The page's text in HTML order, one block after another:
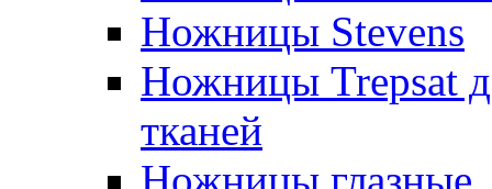
Ножницы Stevens
Ножницы Trepsat
тканей